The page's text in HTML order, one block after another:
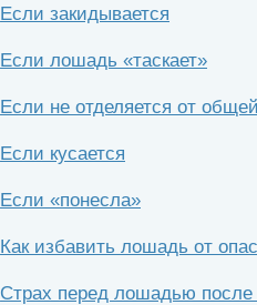
Если закидывается
Если лошадь «таскает»
Если не отделяется от
Если кусается
Если «понесла»
Как избавить лошадь от
Страх перед лошадью после